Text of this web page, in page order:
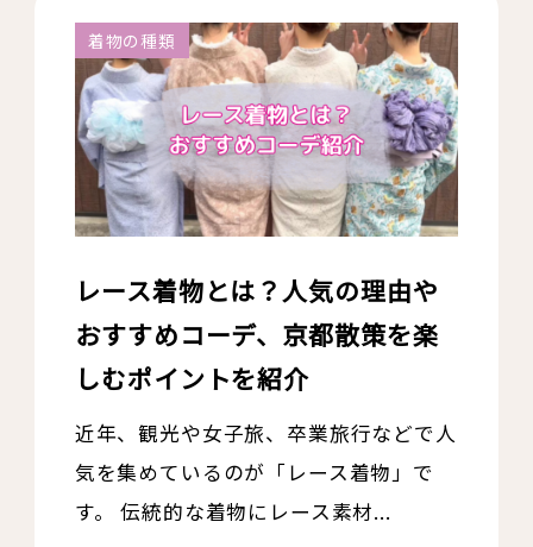
着物の種類
レース着物とは？人気の理由や
おすすめコーデ、京都散策を楽
しむポイントを紹介
近年、観光や女子旅、卒業旅行などで人
気を集めているのが「レース着物」で
す。 伝統的な着物にレース素材...